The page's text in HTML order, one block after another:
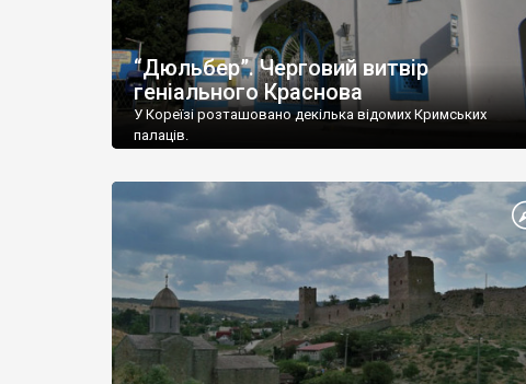
“Дюльбер”. Черговий витвір
геніального Краснова
У Кореїзі розташовано декілька відомих Кримських
палаців.